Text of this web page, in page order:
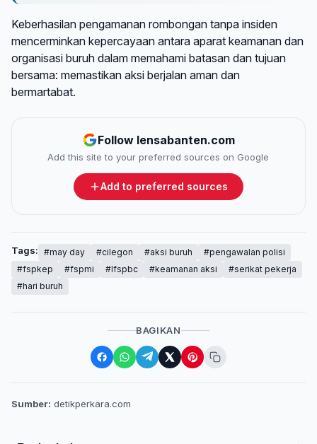
Keberhasilan pengamanan rombongan tanpa insiden
mencerminkan kepercayaan antara aparat keamanan dan
organisasi buruh dalam memahami batasan dan tujuan
bersama: memastikan aksi berjalan aman dan
bermartabat.
Follow lensabanten.com
Add this site to your preferred sources on Google
Add to preferred sources
Tags: #may day #cilegon #aksi buruh
#pengawalan polisi
#fspkep
#fspmi #lfspbc #keamanan aksi
#serikat pekerja
#hari buruh
BAGIKAN
Sumber: detikperkara.com